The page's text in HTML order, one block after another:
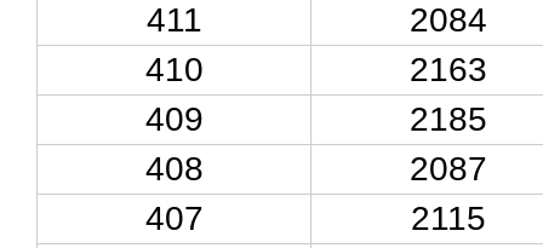
411
2084
410
2163
409
2185
408
2087
407
2115